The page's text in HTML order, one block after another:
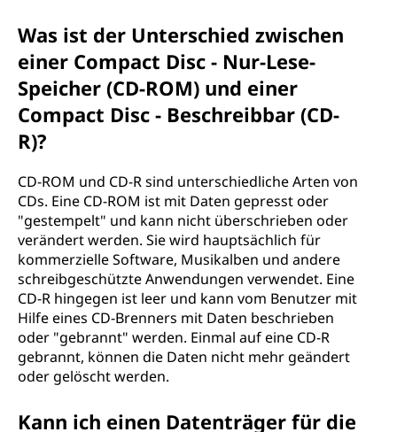
Was ist der Unterschied zwischen
einer Compact Disc - Nur-Lese-
Speicher (CD-ROM) und einer
Compact Disc - Beschreibbar (CD-
R)?
CD-ROM und CD-R sind unterschiedliche Arten von
CDs. Eine CD-ROM ist mit Daten gepresst oder
"gestempelt" und kann nicht überschrieben oder
verändert werden. Sie wird hauptsächlich für
kommerzielle Software, Musikalben und andere
schreibgeschützte Anwendungen verwendet. Eine
CD-R hingegen ist leer und kann vom Benutzer mit
Hilfe eines CD-Brenners mit Daten beschrieben
oder "gebrannt" werden. Einmal auf eine CD-R
gebrannt, können die Daten nicht mehr geändert
oder gelöscht werden.
Kann ich einen Datenträger für die